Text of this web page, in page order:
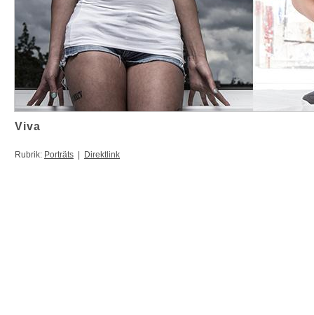
Viva
Rubrik: Porträts Direktlink